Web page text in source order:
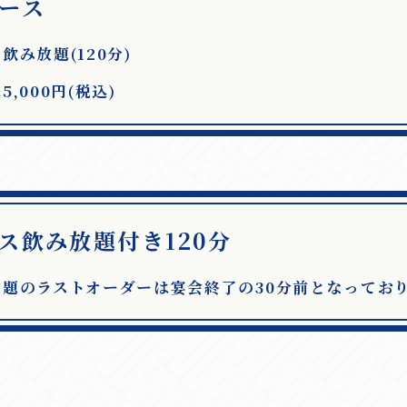
ス
み放題(120分)
円(税込)
飲み放題付き120分
のラストオーダーは宴会終了の30分前となってお